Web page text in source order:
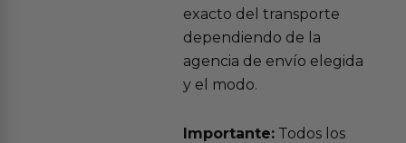
exacto del transporte
dependiendo de la
agencia de envío elegida
y el modo.
Importante:Todos los